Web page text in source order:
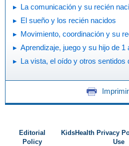
La comunicación y su recién
El sueño y los recién nacidos
Movimiento, coordinación y su
Aprendizaje, juego y su hijo de 1
La vista, el oído y otros sentidos
Imprimir
Editorial
Policy
KidsHealth Privacy
Use